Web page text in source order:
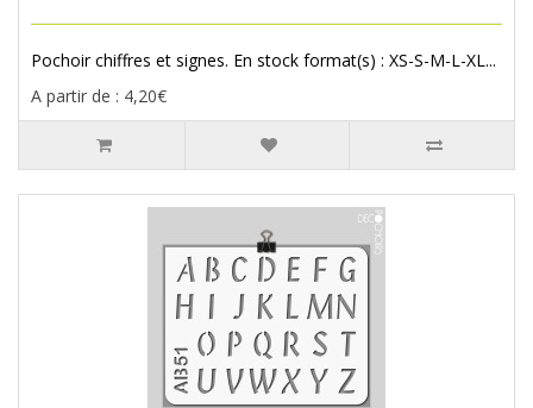
Pochoir chiffres et signes. En stock format(s) : XS-S-M-L-XL...
A partir de : 4,20€